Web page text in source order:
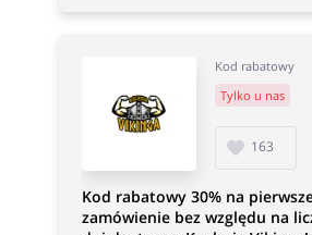
Kod rabatowy
Tylko u nas
163
Kod rabatowy 30% na
zamówienie bez względu na